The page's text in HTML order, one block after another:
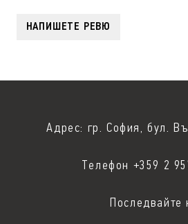
НАПИШЕТЕ РЕВЮ
Адрес: гр. София, бул.
Телефон +359 2
Последвайте